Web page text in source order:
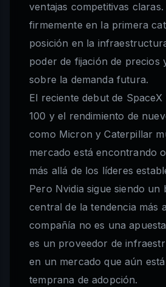
ventajas competitivas
firmemente en la primera
posición en la
poder de fijación de precios
sobre la demanda futura.
El reciente debut de
100 y el rendimiento de
como Micron y Caterpillar
mercado está encontrando
más allá de los líderes
Pero Nvidia sigue siendo un
central de la tendencia más
compañía no es una
es un proveedor de
en un mercado que aún
temprana de adopción.